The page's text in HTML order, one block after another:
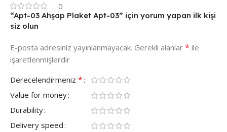
0
“Apt-03 Ahşap Plaket Apt-03” için yorum yapan ilk kişi
siz olun
E-posta adresiniz yayınlanmayacak. Gerekli alanlar * ile
işaretlenmişlerdir
Derecelendirmeniz *
Value for money
Durability
Delivery speed